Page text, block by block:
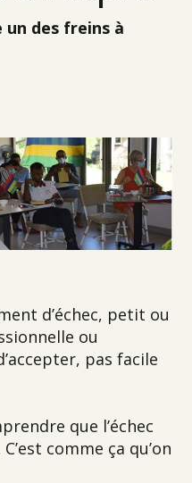
un des freins à
d’échec, petit ou
ou
pas facile
que l’échec
comme ça qu’on